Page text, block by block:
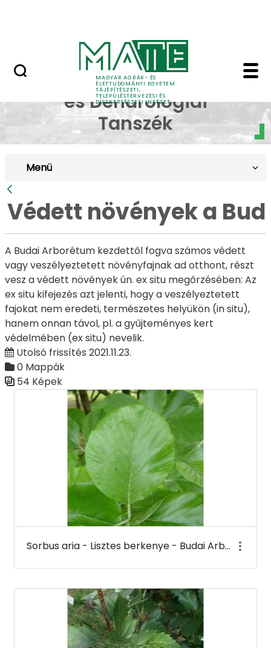
MAGYAR AGRÁR- ÉS
ÉLETTUDOMÁNYI EGYETEM
TÁJÉPÍTÉSZETI,
TELEPÜLÉSTERVEZÉSI ÉS
DÍSZKERTÉSZETI INTÉZET
Védett növények a
Dísznövénytermesztési
és Dendrológiai
Tanszék
Menü
Vissza
Védett növények a
A Budai Arborétum kezdettől fogva számos védett
vagy veszélyeztetett növényfajnak ad otthont, részt
vesz a védett növények ún. ex situ megőrzésében: Az
ex situ kifejezés azt jelenti, hogy a veszélyeztetett
fajokat nem eredeti, természetes helyükön (in situ),
hanem onnan távol, pl. a gyűjteményes kert
védelmében (ex situ) nevelik.
Utolsó frissítés 2021.11.23.
0 Mappák
54 Képek
Sorbus aria - Lisztes berkenye - Budai Arborétum